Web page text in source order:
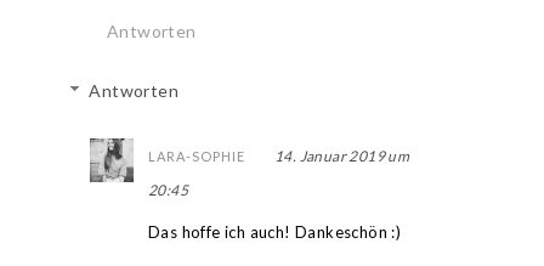
Antworten
Antworten
LARA-SOPHIE
14. Januar 2019 um
20:45
Das hoffe ich auch! Dankeschön :)